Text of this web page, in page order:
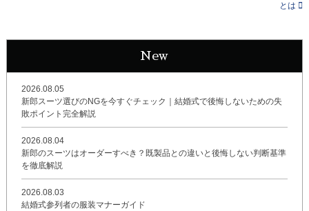
とは
New
2026.08.05
新郎スーツ選びのNGを今すぐチェック｜結婚式で後悔しないための失
敗ポイント完全解説
2026.08.04
新郎のスーツはオーダーすべき？既製品との違いと後悔しない判断基準
を徹底解説
2026.08.03
結婚式参列者の服装マナーガイド